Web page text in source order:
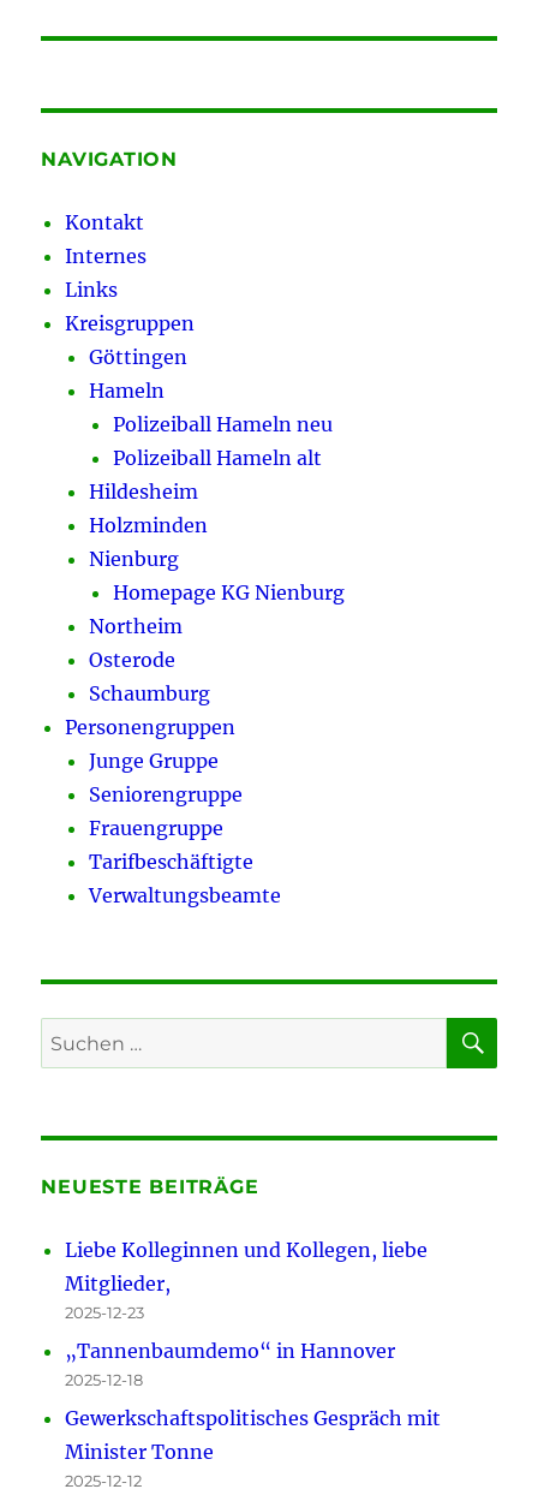
NAVIGATION
Kontakt
Internes
Links
Kreisgruppen
Göttingen
Hameln
Polizeiball Hameln neu
Polizeiball Hameln alt
Hildesheim
Holzminden
Nienburg
Homepage KG Nienburg
Northeim
Osterode
Schaumburg
Personengruppen
Junge Gruppe
Seniorengruppe
Frauengruppe
Tarifbeschäftigte
Verwaltungsbeamte
Suchen
nach:
NEUESTE BEITRÄGE
Liebe Kolleginnen und Kollegen, liebe
Mitglieder,
2025-12-23
„Tannenbaumdemo“ in Hannover
2025-12-18
Gewerkschaftspolitisches Gespräch mit
Minister Tonne
2025-12-12